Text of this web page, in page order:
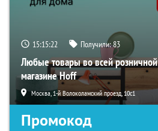
15:15:21 Получили:83
Любые товары во всей розничной
магазине Hoff
Москва, 1-й Волоколамский проезд, 10с1
Промокод